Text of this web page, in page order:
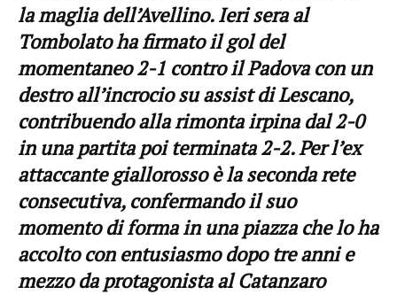
la maglia dell’Avellino. Ieri sera al
Tombolato ha firmato il gol del
momentaneo 2-1 contro il Padova con un
destro all’incrocio su assist di Lescano,
contribuendo alla rimonta irpina dal 2-0
in una partita poi terminata 2-2. Per l’ex
attaccante giallorosso è la seconda rete
consecutiva, confermando il suo
momento di forma in una piazza che lo ha
accolto con entusiasmo dopo tre anni e
mezzo da protagonista al Catanzaro